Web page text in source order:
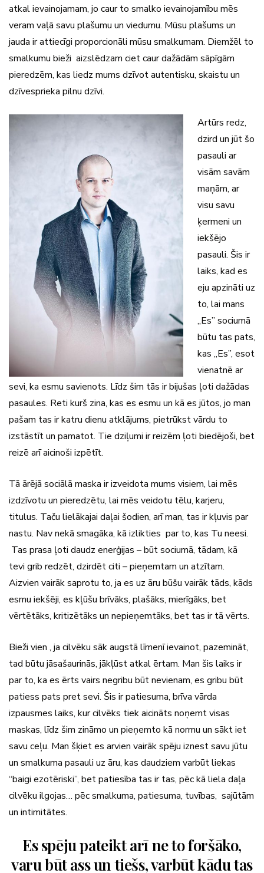
atkal ievainojamam, jo caur to smalko ievainojamību mēs
veram vaļā savu plašumu un viedumu. Mūsu plašums un
jauda ir attiecīgi proporcionāli mūsu smalkumam. Diemžēl to
smalkumu bieži aizslēdzam ciet caur dažādām sāpīgām
pieredzēm, kas liedz mums dzīvot autentisku, skaistu un
dzīvesprieka pilnu dzīvi.
Artūrs redz,
dzird un jūt šo
pasauli ar
visām savām
maņām, ar
visu savu
ķermeni un
iekšējo
pasauli. Šis ir
laiks, kad es
eju apzināti uz
to, lai mans
„Es” sociumā
būtu tas pats,
kas „Es”, esot
vienatnē ar
sevi, ka esmu savienots. Līdz šim tās ir bijušas ļoti dažādas
pasaules. Reti kurš zina, kas es esmu un kā es jūtos, jo man
pašam tas ir katru dienu atklājums, pietrūkst vārdu to
izstāstīt un pamatot. Tie dziļumi ir reizēm ļoti biedējoši, bet
reizē arī aicinoši izpētīt.
Tā ārējā sociālā maska ir izveidota mums visiem, lai mēs
izdzīvotu un pieredzētu, lai mēs veidotu tēlu, karjeru,
titulus. Taču lielākajai daļai šodien, arī man, tas ir kļuvis par
nastu. Nav nekā smagāka, kā izlikties par to, kas Tu neesi.
Tas prasa ļoti daudz enerģijas – būt sociumā, tādam, kā
tevi grib redzēt, dzirdēt citi – pieņemtam un atzītam.
Aizvien vairāk saprotu to, ja es uz āru būšu vairāk tāds, kāds
esmu iekšēji, es kļūšu brīvāks, plašāks, mierīgāks, bet
vērtētāks, kritizētāks un nepieņemtāks, bet tas ir tā vērts.
Bieži vien , ja cilvēku sāk augstā līmenī ievainot, pazemināt,
tad būtu jāsašaurinās, jākļūst atkal ērtam. Man šis laiks ir
par to, ka es ērts vairs negribu būt nevienam, es gribu būt
patiess pats pret sevi. Šis ir patiesuma, brīva vārda
izpausmes laiks, kur cilvēks tiek aicināts noņemt visas
maskas, līdz šim zināmo un pieņemto kā normu un sākt iet
savu ceļu. Man šķiet es arvien vairāk spēju iznest savu jūtu
un smalkuma pasauli uz āru, kas daudziem varbūt liekas
“baigi ezotēriski”, bet patiesība tas ir tas, pēc kā liela daļa
cilvēku ilgojas… pēc smalkuma, patiesuma, tuvības, sajūtām
un intimitātes.
Es spēju pateikt arī ne to foršāko,
varu būt ass un tiešs, varbūt kādu tas